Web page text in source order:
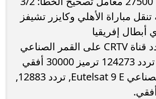
مباراة الأهلي وكايزر تشيفز
أبطال إفريقيا
الكاميرون: تردد قناة CRTV على القمر الصناعي
Yahsat S2 E، تردد 124273 ترميز 30000 أفقي
وعلى القمر الصناعي Eutelsat 9 E, تردد 12883,